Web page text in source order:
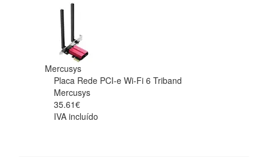
Mercusys
Placa Rede PCI-e Wi-Fi 6 Triband
Mercusys
35.61€
IVA incluído